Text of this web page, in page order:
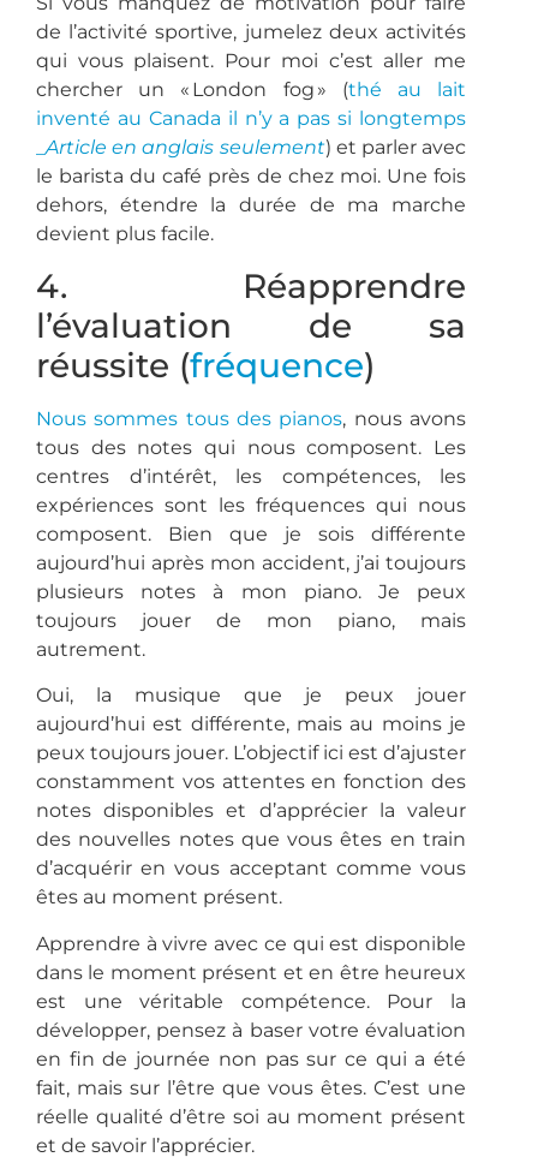
de l’activité sportive, jumelez deux activités
qui vous plaisent. Pour moi c’est aller me
chercher un « London fog » (thé au lait
inventé au Canada il n’y a pas si longtemps
_Article en anglais seulement) et parler avec
le barista du café près de chez moi. Une fois
dehors, étendre la durée de ma marche
devient plus facile.
4. Réapprendre
l’évaluation de sa
réussite (fréquence)
Nous sommes tous des pianos, nous avons
tous des notes qui nous composent. Les
centres d’intérêt, les compétences, les
expériences sont les fréquences qui nous
composent. Bien que je sois différente
aujourd’hui après mon accident, j’ai toujours
plusieurs notes à mon piano. Je peux
toujours jouer de mon piano, mais
autrement.
Oui, la musique que je peux jouer
aujourd’hui est différente, mais au moins je
peux toujours jouer. L’objectif ici est d’ajuster
constamment vos attentes en fonction des
notes disponibles et d’apprécier la valeur
des nouvelles notes que vous êtes en train
d’acquérir en vous acceptant comme vous
êtes au moment présent.
Apprendre à vivre avec ce qui est disponible
dans le moment présent et en être heureux
est une véritable compétence. Pour la
développer, pensez à baser votre évaluation
en fin de journée non pas sur ce qui a été
fait, mais sur l’être que vous êtes. C’est une
réelle qualité d’être soi au moment présent
et de savoir l’apprécier.